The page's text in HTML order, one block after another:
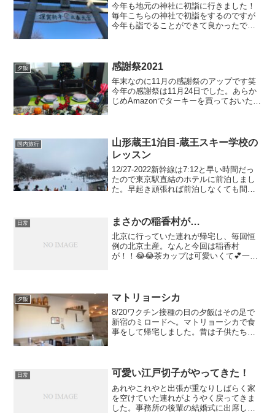
今年も地元の神社に初詣に行きました！
毎年こちらの神社で初詣をするのですが
今年も詣でることができて良かったで
籠こんなおしゃれなオ...
夕飯 感謝祭2021
年末なのに11月の感謝祭のアップです笑
今年の感謝祭は11月24日でした。あらか
じめAmazonでターキーを買っておいたの
ょうどい...
国内旅行
山形蔵王1泊目-蔵王スキー学校の
レッスン
12/27-2022新幹線は7:12と早い時間だっ
たので東京駅直結のホテルに前泊しまし
た。早起き頑張れば前泊しなくても間に
スカレーター横にコーヒー屋さんがある
のですが、...
日常 まさかの稲香村が…
北京に行っていた連れが帰宅し、毎回恒
例の北京土産。なんと今回は稲香村
が！！😂😂茶カップは可愛いくて💕一緒
られない😂😂しか...
夕飯 マトリョーシカ
8/20ワクチン接種の日の夕飯はその足で
新宿のミロードへ。マトリョーシカで食
事をして帰宅しました。昔は子供たちが
り成長を感じます。ノ...
日常 可愛い江戸切子がやってきた！
あれやこれやと出張が重なりしばらく家
を空けていた連れがようやく戻ってきま
した。事務所の後輩の結婚式に出席して